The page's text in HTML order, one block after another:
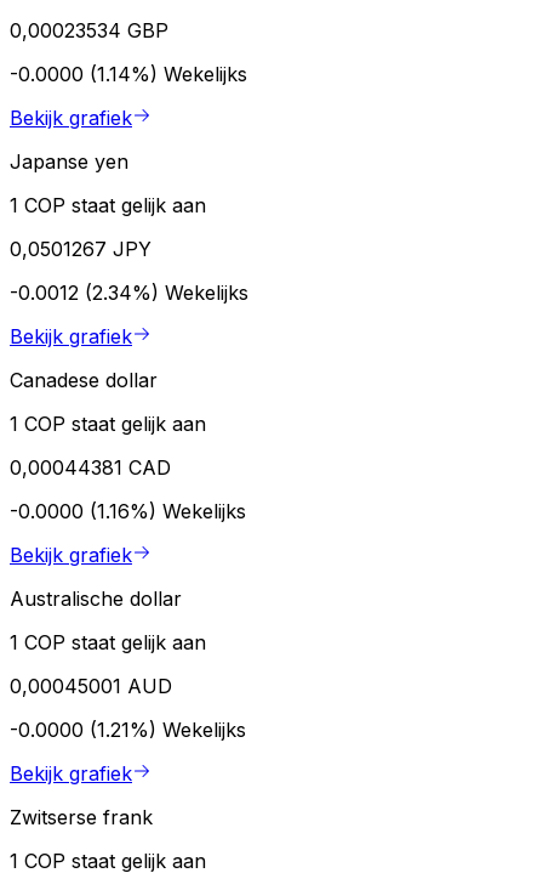
0,00023534 GBP
-0.0000 (1.14%) Wekelijks
Bekijk grafiek
Japanse yen
1 COP staat gelijk aan
0,0501267 JPY
-0.0012 (2.34%) Wekelijks
Bekijk grafiek
Canadese dollar
1 COP staat gelijk aan
0,00044381 CAD
-0.0000 (1.16%) Wekelijks
Bekijk grafiek
Australische dollar
1 COP staat gelijk aan
0,00045001 AUD
-0.0000 (1.21%) Wekelijks
Bekijk grafiek
Zwitserse frank
1 COP staat gelijk aan